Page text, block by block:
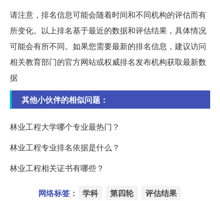
请注意，排名信息可能会随着时间和不同机构的评估而有
所变化。以上排名基于最近的数据和评估结果，具体情况
可能会有所不同。如果您需要最新的排名信息，建议访问
相关教育部门的官方网站或权威排名发布机构获取最新数
据
其他小伙伴的相似问题：
林业工程大学哪个专业最热门？
林业工程专业排名依据是什么？
林业工程相关证书有哪些？
网络标签： 学科 第四轮 评估结果